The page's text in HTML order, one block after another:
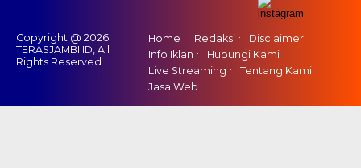
Copyright @ 2026
TERASJAMBI.ID, All
Rights Reserved
Home Redaksi
Disclaimer
Info Iklan
Hubungi Kami
Live Streaming
Tentang Kami
Jasa Web